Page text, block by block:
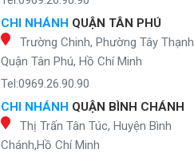
CHI NHÁNH QUẬN TÂN PHÚ
Trường Chinh, Phường Tây
Quận Tân Phú, Hồ Chí Minh
Tel:0969.26.90.90
CHI NHÁNH QUẬN BÌNH CHÁNH
Thị Trấn Tân Túc, Huyện Bình
Chánh,Hồ Chí Minh